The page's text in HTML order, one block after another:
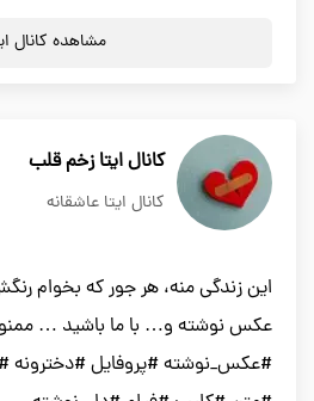
مشاهده کانال
کانال ایتا زخم قلب
کانال ایتا عاشقانه
این زندگی منه، هر جور که بخوام
عکس نوشته و… با ما باشید …
#عکس_نوشته #پروفایل #دخترونه